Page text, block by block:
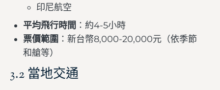
印尼航空
平均飛行時間 ：約4-5小時
票價範圍 ：新台幣8,000-20,000元（依季節
和艙等）
3.2 當地交通